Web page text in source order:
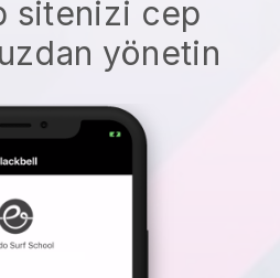
sitenizi cep
yönetin